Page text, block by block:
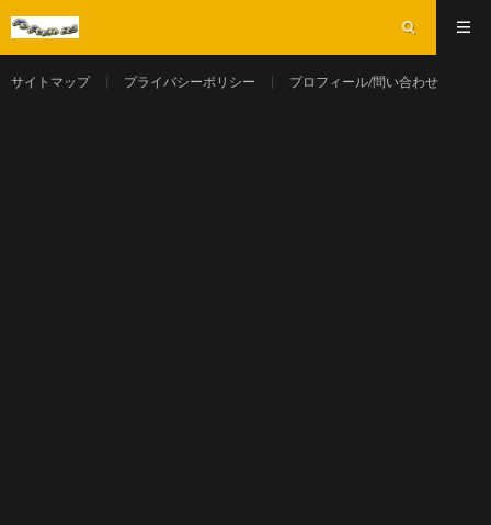
サイトマップ プライバシーポリシー プロフィール/問い合わせ